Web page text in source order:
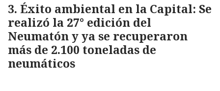
Éxito ambiental en la Capital: Se
realizó la 27° edición del
Neumatón y ya se recuperaron
más de 2.100 toneladas de
neumáticos